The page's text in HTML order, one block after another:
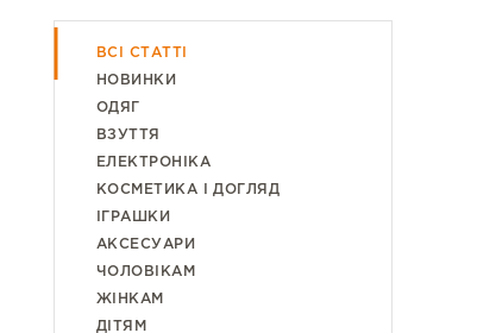
ВСІ СТАТТІ
НОВИНКИ
ОДЯГ
ВЗУТТЯ
ЕЛЕКТРОНІКА
КОСМЕТИКА І ДОГЛЯД
ІГРАШКИ
АКСЕСУАРИ
ЧОЛОВІКАМ
ЖІНКАМ
ДІТЯМ